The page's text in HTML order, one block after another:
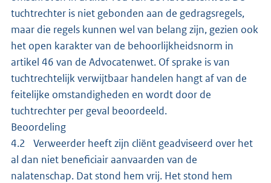
tuchtrechter is niet gebonden aan de gedragsregels,
maar die regels kunnen wel van belang zijn, gezien ook
het open karakter van de behoorlijkheidsnorm in
artikel 46 van de Advocatenwet. Of sprake is van
tuchtrechtelijk verwijtbaar handelen hangt af van de
feitelijke omstandigheden en wordt door de
tuchtrechter per geval beoordeeld.
Beoordeling
4.2 Verweerder heeft zijn cliënt geadviseerd over het
al dan niet beneficiair aanvaarden van de
nalatenschap. Dat stond hem vrij. Het stond hem